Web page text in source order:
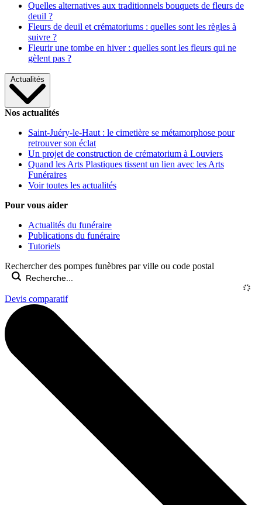
Quelles alternatives aux traditionnels bouquets de fleurs de
deuil ?
Fleurs de deuil et crématoriums : quelles sont les règles à
suivre ?
Fleurir une tombe en hiver : quelles sont les fleurs qui ne
gèlent pas ?
Actualités
Nos actualités
Saint-Juéry-le-Haut : le cimetière se métamorphose pour
retrouver son éclat
Un projet de construction de crématorium à Louviers
Quand les Arts Plastiques tissent un lien avec les Arts
Funéraires
Voir toutes les actualités
Pour vous aider
Actualités du funéraire
Publications du funéraire
Tutoriels
Rechercher des pompes funèbres par ville ou code postal
Devis comparatif